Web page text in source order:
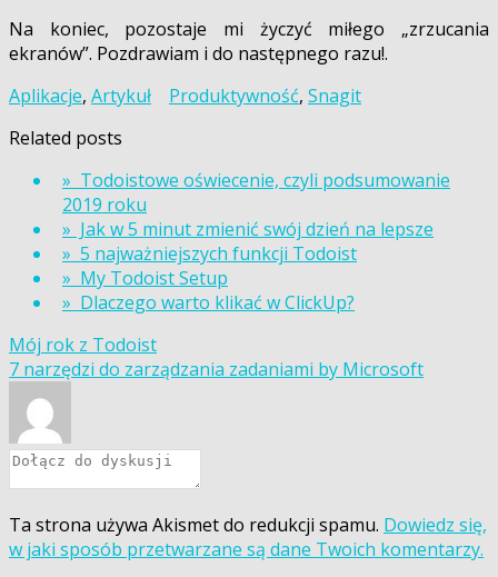
Na koniec, pozostaje mi życzyć miłego „zrzucania
ekranów”. Pozdrawiam i do następnego razu!.
Aplikacje, Artykuł Produktywność, Snagit
Related posts
» Todoistowe oświecenie, czyli podsumowanie
2019 roku
» Jak w 5 minut zmienić swój dzień na lepsze
» 5 najważniejszych funkcji Todoist
» My Todoist Setup
» Dlaczego warto klikać w ClickUp?
Nawigacja
wpisu
Mój rok z Todoist
7 narzędzi do zarządzania zadaniami by Microsoft
Ta strona używa Akismet do redukcji spamu. Dowiedz się,
w jaki sposób przetwarzane są dane Twoich komentarzy.